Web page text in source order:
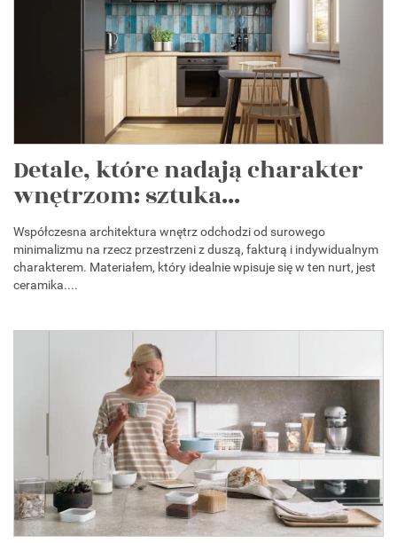
Detale, które nadają charakter
wnętrzom: sztuka...
Współczesna architektura wnętrz odchodzi od surowego
minimalizmu na rzecz przestrzeni z duszą, fakturą i indywidualnym
charakterem. Materiałem, który idealnie wpisuje się w ten nurt, jest
ceramika....